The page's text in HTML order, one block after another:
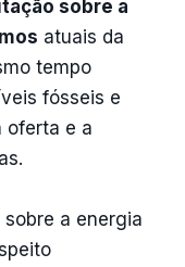
sobre a
atuais da
tempo
fósseis e
oferta e a
a energia